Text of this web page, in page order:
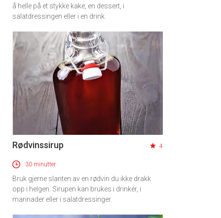
å helle på et stykke kake, en dessert, i
salatdressingen eller i en drink.
Rødvinssirup 4
30 minutter
Bruk gjerne slanten av en rødvin du ikke drakk
opp i helgen. Sirupen kan brukes i drinker, i
marinader eller i salatdressinger.